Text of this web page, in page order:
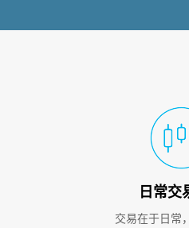
日常交
交易在于日常